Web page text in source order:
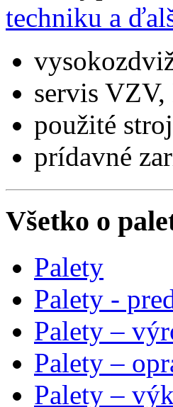
techniku a
servis
použité
prídavné
Všetko o
Palety
Palety -
Palety –
Palety –
Palety –